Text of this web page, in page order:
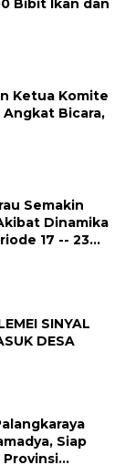
Bibit Ikan dan
Ketua Komite
Angkat Bicara,
Semakin
Dinamika
17 -- 23
SINYAL
DESA
Siap